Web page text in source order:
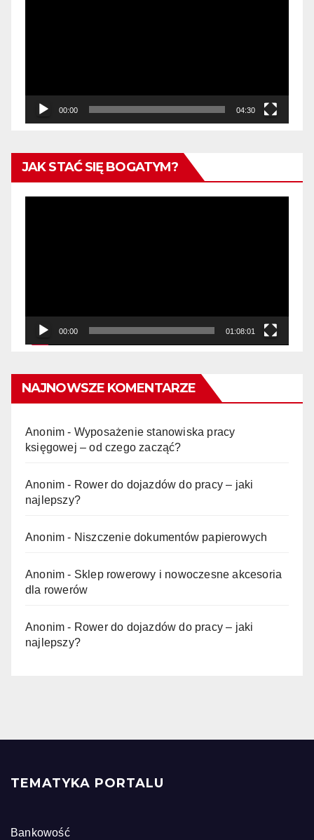
00:00 04:30
JAK STAĆ SIĘ BOGATYM?
00:00 01:08:01
NAJNOWSZE KOMENTARZE
Anonim - Wyposażenie stanowiska pracy
księgowej – od czego zacząć?
Anonim - Rower do dojazdów do pracy – jaki
najlepszy?
Anonim - Niszczenie dokumentów papierowych
Anonim - Sklep rowerowy i nowoczesne akcesoria
dla rowerów
Anonim - Rower do dojazdów do pracy – jaki
najlepszy?
TEMATYKA PORTALU
Bankowość